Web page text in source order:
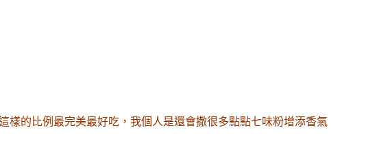
這樣的比例最完美最好吃 ，我個人是還會撒很多點點七味粉增添香氣